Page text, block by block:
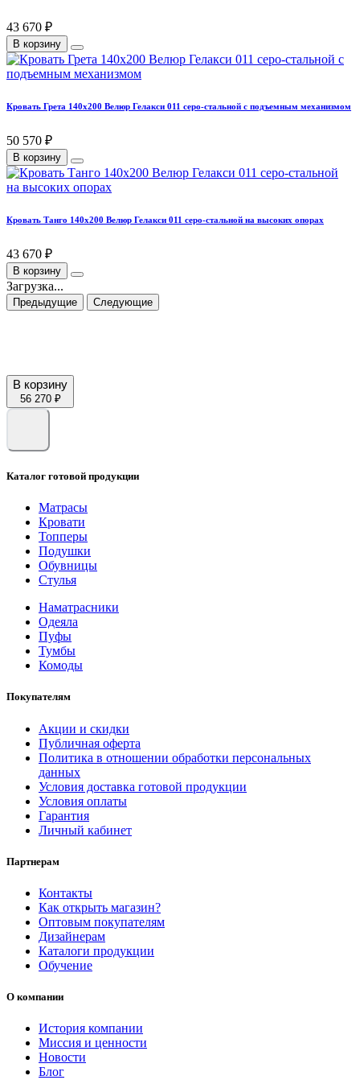
43 670 ₽
В корзину
Кровать Грета 140х200 Велюр Гелакси 011 серо-стальной с подъемным механизмом
50 570 ₽
В корзину
Кровать Танго 140х200 Велюр Гелакси 011 серо-стальной на высоких опорах
43 670 ₽
В корзину
Загрузка...
Предыдущие Следующие
В корзину
56 270 ₽
Каталог готовой продукции
Матрасы
Кровати
Топперы
Подушки
Обувницы
Стулья
Наматрасники
Одеяла
Пуфы
Тумбы
Комоды
Покупателям
Акции и скидки
Публичная оферта
Политика в отношении обработки персональных
данных
Условия доставка готовой продукции
Условия оплаты
Гарантия
Личный кабинет
Партнерам
Контакты
Как открыть магазин?
Оптовым покупателям
Дизайнерам
Каталоги продукции
Обучение
О компании
История компании
Миссия и ценности
Новости
Блог